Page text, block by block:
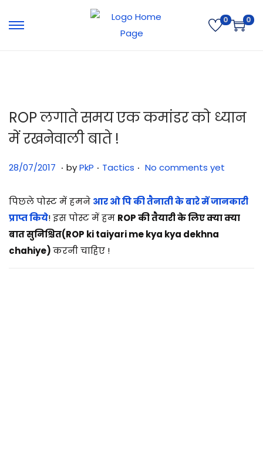
0 0
ROP लगाते समय एक कमांडर को ध्यान
में रखनेवाली बाते !
Posted on
28/07/2017 3
/
0
7
/
. byPkP . Posted in
Tactics . No comments yet
पिछले पोस्ट में हमने आर ओ पि की तैनाती के बारे में जानकारी
प्राप्त किये! इस पोस्ट में हम ROP की तैयारी के लिए क्या क्या
बात सुनिश्चित(ROP ki taiyari me kya kya dekhna
chahiye)करनी चाहिए !